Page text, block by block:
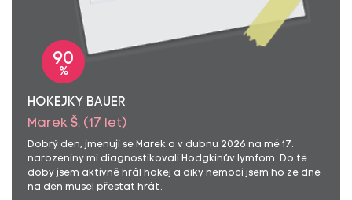
90
%
HOKEJKY BAUER
Marek Š. (17 let)
Dobrý den, jmenuji se Marek a v dubnu 2026 na mé 17.
narozeniny mi diagnostikovali Hodgkinův lymfom. Do té
doby jsem aktivně hrál hokej a díky nemoci jsem ho ze dne
na den musel přestat hrát.